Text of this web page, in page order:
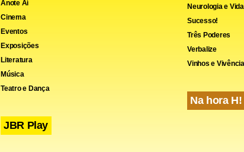
Anote Aí
Cinema
Eventos
Exposições
Literatura
Música
Teatro e Dança
JBR Play
Neurologia e
Sucesso!
Três Poderes
Verbalize
Vinhos e
Na hora H!